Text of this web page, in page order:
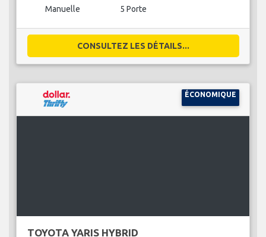
Manuelle 5 Porte
CONSULTEZ LES DÉTAILS...
ÉCONOMIQUE
TOYOTA YARIS HYBRID